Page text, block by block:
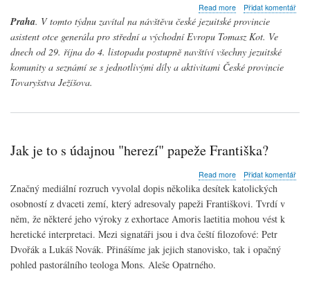
Lidových
novinách
Read moreabout
Asistent
generála
na
návštěvě
Přidat komentář
Praha. V tomto týdnu zavítal na návštěvu české jezuitské provincie
asistent otce generála pro střední a východní Evropu Tomasz Kot. Ve
dnech od 29. října do 4. listopadu postupně navštíví všechny jezuitské
komunity a seznámí se s jednotlivými díly a aktivitami České provincie
Tovaryšstva Ježíšova.
Jak je to s údajnou "herezí" papeže Františka?
Read moreabout
Jak
to
s
údajnou
papeže
Přidat komentář
Značný mediální rozruch vyvolal dopis několika desítek katolických
osobností z dvaceti zemí, který adresovaly papeži Františkovi. Tvrdí v
něm, že některé jeho výroky z exhortace Amoris laetitia mohou vést k
heretické interpretaci. Mezi signatáři jsou i dva čeští filozofové: Petr
Dvořák a Lukáš Novák. Přinášíme jak jejich stanovisko, tak i opačný
pohled pastorálního teologa Mons. Aleše Opatrného.